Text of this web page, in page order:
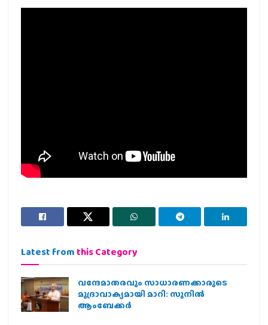
Latest from this Category
വന്ദേമാതരവും സാധാരണക്കാരുടെ
മുദ്രാവാക്യമായി മാറി: സുനിൽ
ആംബേക്കർ